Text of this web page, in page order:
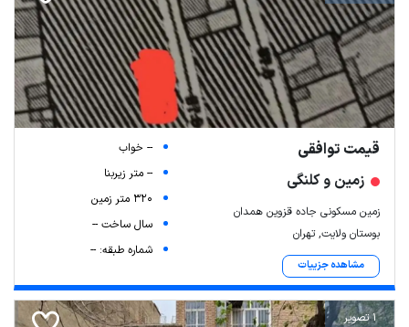
قیمت توافقی
زمین و کلنگی
زمین مسکونی جاده قزوین همدان
بوستان ولایت, تهران
مشاهده جزییات
-- خواب
-- متر زیربنا
320 متر زمین
سال ساخت --
شماره طبقه: --
1 تصویر